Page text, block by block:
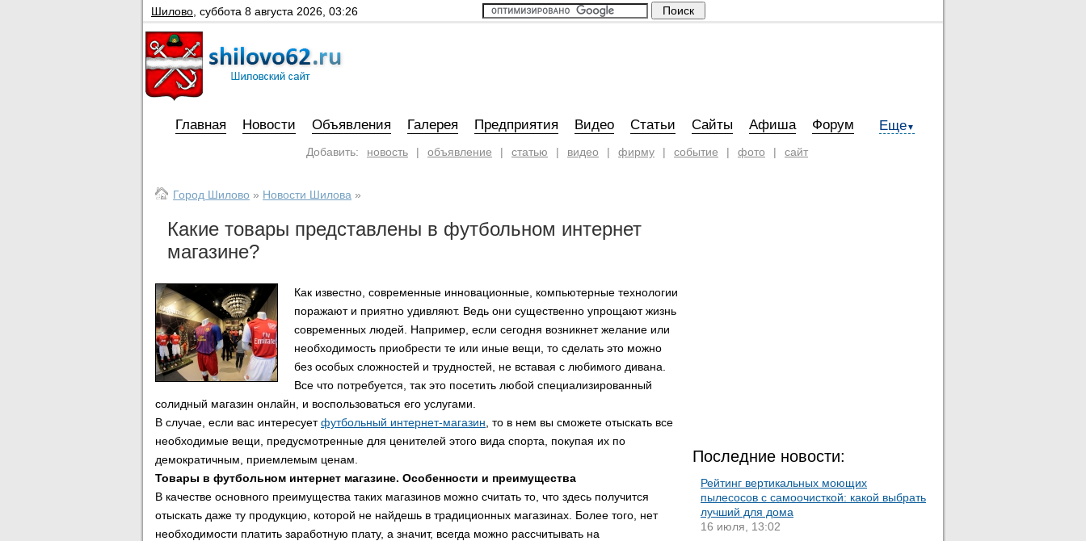
Шилово суббота 8 августа 2026, 03:26
Главная Новости Объявления Галерея Предприятия Видео Статьи Сайты Афиша Форум Еще▼
Добавить: новость | объявление | статью | видео | фирму | событие | фото | сайт
Город Шилово » Новости Шилова »
Какие товары представлены в футбольном интернет
магазине?
Как известно, современные инновационные, компьютерные технологии
поражают и приятно удивляют. Ведь они существенно упрощают жизнь
современных людей. Например, если сегодня возникнет желание или
необходимость приобрести те или иные вещи, то сделать это можно
без особых сложностей и трудностей, не вставая с любимого дивана.
Все что потребуется, так это посетить любой специализированный
солидный магазин онлайн, и воспользоваться его услугами.
В случае, если вас интересуетфутбольный интернет-магазин , то в нем вы сможете отыскать все
необходимые вещи, предусмотренные для ценителей этого вида спорта, покупая их по
демократичным, приемлемым ценам.
Товары в футбольном интернет магазине. Особенности и преимущества
В качестве основного преимущества таких магазинов можно считать то, что здесь получится
отыскать даже ту продукцию, которой не найдешь в традиционных магазинах. Более того, нет
необходимости платить заработную плату, а значит, всегда можно рассчитывать на
Последние новости:
Рейтинг вертикальных моющих
пылесосов с самоочисткой: какой выбрать
лучший для дома
16 июля, 13:02